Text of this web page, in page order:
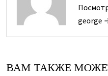
george
ВАМ ТАКЖЕ